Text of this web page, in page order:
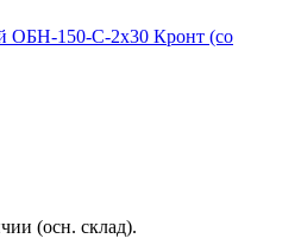
ОБН-150-С-2x30 Кронт (со
(осн. склад).